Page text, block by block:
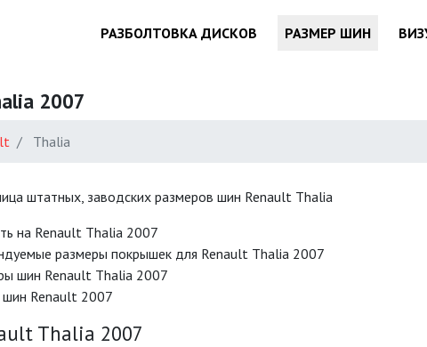
РАЗБОЛТОВКА ДИСКОВ РАЗМЕР ШИН
2007
Thalia
штатных, заводских размеров шин Renault Thalia
на Renault Thalia 2007
размеры покрышек для Renault Thalia 2007
шин Renault Thalia 2007
Renault 2007
Thalia 2007